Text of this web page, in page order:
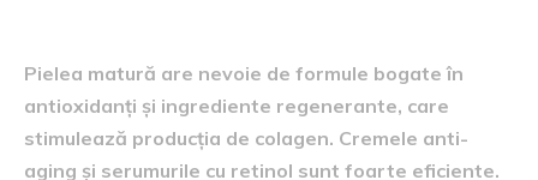
Pielea matură are nevoie de formule bogate în
antioxidanți și ingrediente regenerante, care
stimulează producția de colagen. Cremele anti-
aging și serumurile cu retinol sunt foarte eficiente.